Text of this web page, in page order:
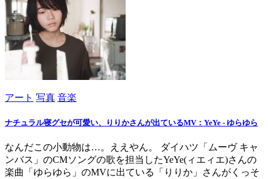
アート 写真 音楽
ナチュラル寝グセが可愛い、りりかさんが出ているMV：YeYe - ゆらゆら
なんだこの小動物は…。ええやん。 ダイハツ「ムーヴ キャ
ンバス」のCMソングの歌を担当したYeYe(ィエィエ)さんの
楽曲「ゆらゆら」のMVに出ている「りりか」さんがくっそ